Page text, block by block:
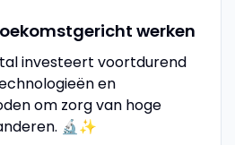
werken
investeert voortdurend
en
om zorg van hoge
🔬✨